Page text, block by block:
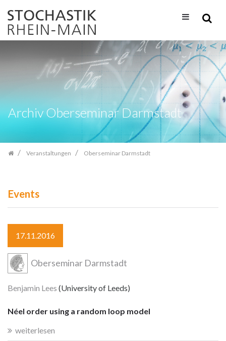
Inhalt
springen
Archiv Oberseminar Darmstadt
Veranstaltungen Oberseminar Darmstadt
Events
17.11.2016
Oberseminar Darmstadt
Benjamin Lees (University of Leeds)
Néel order using a random loop model
weiterlesen